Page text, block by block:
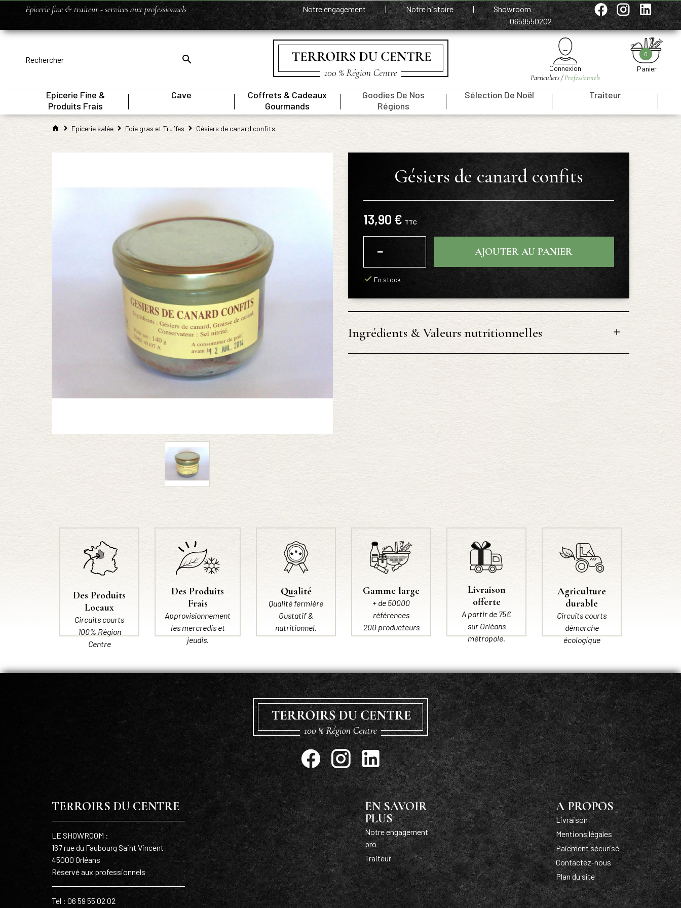
Epicerie fine & traiteur - services aux professionnels Notre engagement | Notre histoire | Showroom
|
0659550202
Connexion
Particuliers /Professionnels
Panier
0
Epicerie Fine &
Produits Frais
Cave
Coffrets & Cadeaux
Gourmands
Goodies De Nos
Régions
Sélection De Noël Traiteur
Epicerie salée Foie gras et Truffes Gésiers de canard confits
Gésiers de canard confits
13,90 € TTC
−
+
AJOUTER AU PANIER
En stock
Ingrédients & Valeurs nutritionnelles
Des Produits
Locaux
Circuits courts
100% Région
Centre
Des Produits
Frais
Approvisionnement
les mercredis et
jeudis.
Qualité
Qualité fermière
Gustatif &
nutritionnel.
Gamme large
+ de 50000
références
200 producteurs
Livraison
offerte
A partir de 75€
sur Orléans
métropole.
Agriculture
durable
Circuits courts
démarche
écologique
TERROIRS DU CENTRE
LE SHOWROOM :
167 rue du Faubourg Saint Vincent
45000 Orléans
Réservé aux professionnels
Tél : 06 59 55 02 02
EN SAVOIR
PLUS
Notre engagement
pro
Traiteur
A PROPOS
Livraison
Mentions légales
Paiement sécurisé
Contactez-nous
Plan du site